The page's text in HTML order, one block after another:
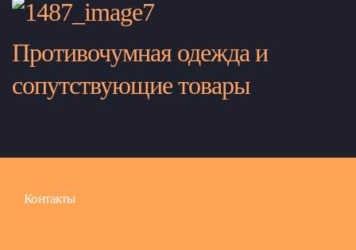
Противочумная одежда и
сопутствующие товары
Контакты